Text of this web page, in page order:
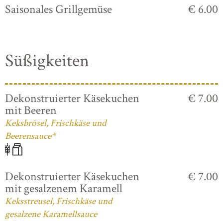
Saisonales Grillgemüse € 6.00
Süßigkeiten
Dekonstruierter Käsekuchen
mit Beeren
Keksbrösel, Frischkäse und
Beerensauce*
€ 7.00
Dekonstruierter Käsekuchen
mit gesalzenem Karamell
Keksstreusel, Frischkäse und
gesalzene Karamellsauce
€ 7.00